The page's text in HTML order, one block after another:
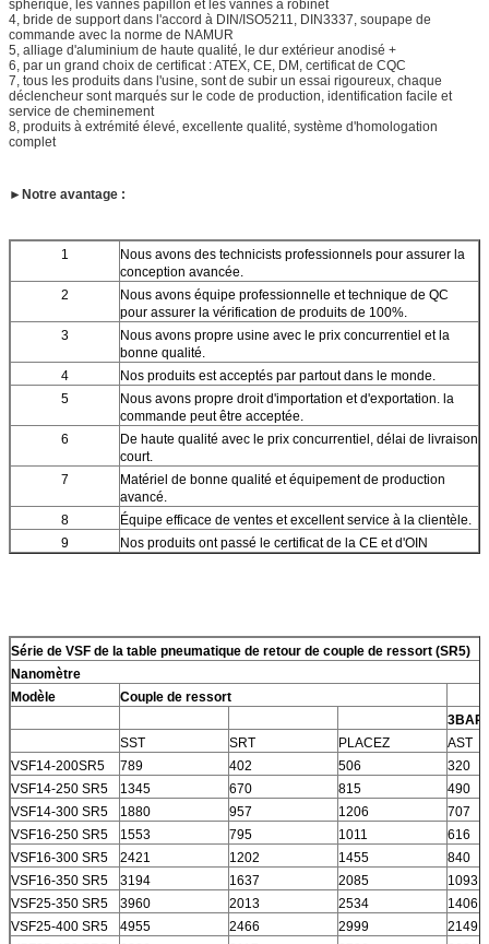
sphérique, les vannes papillon et les vannes à robinet
4, bride de support dans l'accord à DIN/ISO5211, DIN3337, soupape de
commande avec la norme de NAMUR
5, alliage d'aluminium de haute qualité, le dur extérieur anodisé +
6, par un grand choix de certificat : ATEX, CE, DM, certificat de CQC
7, tous les produits dans l'usine, sont de subir un essai rigoureux, chaque
déclencheur sont marqués sur le code de production, identification facile et
service de cheminement
8, produits à extrémité élevé, excellente qualité, système d'homologation
complet
► Notre avantage :
1
Nous avons des technicists professionnels pour assurer la
conception avancée.
2
Nous avons équipe professionnelle et technique de QC
pour assurer la vérification de produits de 100%.
3
Nous avons propre usine avec le prix concurrentiel et la
bonne qualité.
4
Nos produits est acceptés par partout dans le monde.
5
Nous avons propre droit d'importation et d'exportation. la
commande peut être acceptée.
6
De haute qualité avec le prix concurrentiel, délai de livraison
court.
7
Matériel de bonne qualité et équipement de production
avancé.
8
Équipe efficace de ventes et excellent service à la clientèle.
9
Nos produits ont passé le certificat de la CE et d'OIN
Série de VSF de la table pneumatique de retour de couple de ressort (SR5)
Nanomètre
Modèle
Couple de ressort
3BAR
SST
SRT PLACEZ
AST
VSF14-200SR5
789 402 506
320
VSF14-250 SR5
1345 670 815
490
VSF14-300 SR5
1880 957 1206
707
VSF16-250 SR5
1553 795 1011
616
VSF16-300 SR5
2421 1202 1455
840
VSF16-350 SR5
3194 1637 2085
1093
VSF25-350 SR5
3960 2013 2534
1406
VSF25-400 SR5
4955 2466 2999
2149